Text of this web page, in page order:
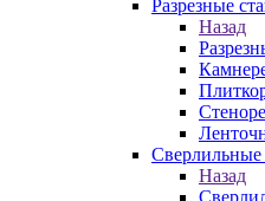
Разрезные
Назад
Назад